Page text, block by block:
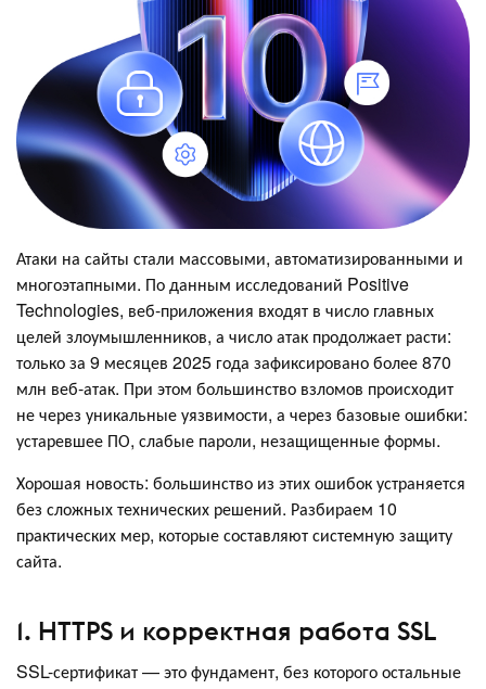
Атаки на сайты стали массовыми, автоматизированными и
многоэтапными. По данным исследований Positive
Technologies, веб-приложения входят в число главных
целей злоумышленников, а число атак продолжает расти:
только за 9 месяцев 2025 года зафиксировано более 870
млн веб-атак. При этом большинство взломов происходит
не через уникальные уязвимости, а через базовые ошибки:
устаревшее ПО, слабые пароли, незащищенные формы.
Хорошая новость: большинство из этих ошибок устраняется
без сложных технических решений. Разбираем 10
практических мер, которые составляют системную защиту
сайта.
1. HTTPS и корректная работа SSL
SSL-сертификат — это фундамент, без которого остальные